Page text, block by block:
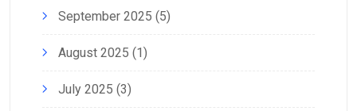
September 2025 (5)
August 2025 (1)
July 2025 (3)